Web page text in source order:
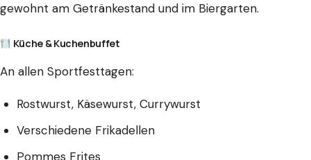
gewohnt am Getränkestand und im Biergarten.
Küche & Kuchenbuffet
An allen Sportfesttagen:
Rostwurst, Käsewurst, Currywurst
Verschiedene Frikadellen
Pommes Frites